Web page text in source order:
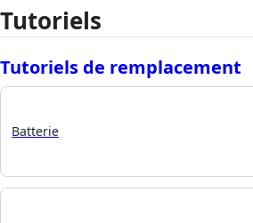
Tutoriels
Tutoriels de remplacement
Batterie